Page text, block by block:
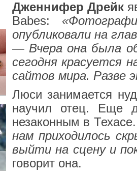
Дженнифер Дрейк
Babes:
опубликовали на
— Вчера она была
сегодня красуется
сайтов мира. Разве
Люси занимается
научил отец. Еще
незаконным в
нам приходилось
выйти на сцену и
говорит она.